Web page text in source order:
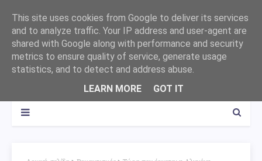
This site uses cookies from Google to deliver its services
and to analyze traffic. Your IP address and user-agent are
shared with Google along with performance and security
metrics to ensure quality of service, generate usage
statistics, and to detect and address abuse.
LEARN MORE
GOT IT